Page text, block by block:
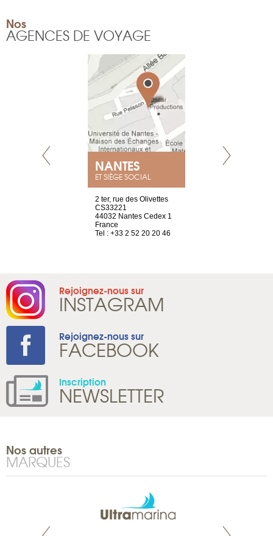
Nos
AGENCES DE VOYAGE
NANTES
ET SIÈGE SOCIAL
2 ter, rue des Olivettes
CS33221
44032 Nantes Cedex 1
France
Tel : +33 2 52 20 20 46
Rejoignez-nous sur
INSTAGRAM
Rejoignez-nous sur
FACEBOOK
Inscription
NEWSLETTER
Nos autres
MARQUES